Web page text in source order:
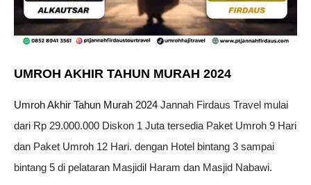
UMROH AKHIR TAHUN MURAH 2024
Umroh Akhir Tahun Murah 2024 Jannah Firdaus Travel mulai
dari Rp 29.000.000 Diskon 1 Juta tersedia Paket Umroh 9 Hari
dan Paket Umroh 12 Hari. dengan Hotel bintang 3 sampai
bintang 5 di pelataran Masjidil Haram dan Masjid Nabawi.